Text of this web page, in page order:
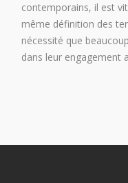
contemporains, il est
même définition des
nécessité que
dans leur engagement